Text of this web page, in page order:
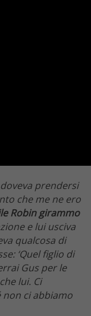
prendersi
che me ne ero
Robin girammo
e lui usciva
qualcosa di
‘Quel figlio di
Gus per le
lui. Ci
non ci abbiamo